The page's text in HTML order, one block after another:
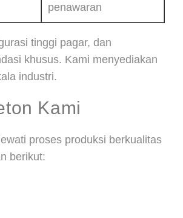
penawaran
tinggi pagar, dan
khusus. Kami menyediakan
industri.
Kami
proses produksi berkualitas
berikut: